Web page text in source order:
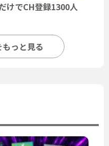
けでCH登録1300人
っと見る